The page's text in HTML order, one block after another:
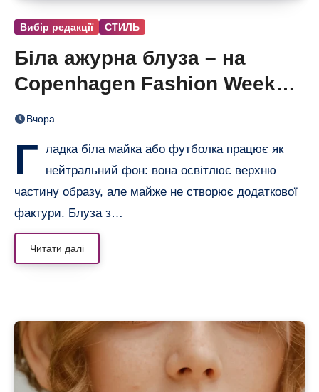
Вибір редакції СТИЛЬ
Біла ажурна блуза – на
Copenhagen Fashion Week
показали тренд цього літа
Вчора
Г ладка біла майка або футболка працює як
нейтральний фон: вона освітлює верхню
частину образу, але майже не створює додаткової
фактури. Блуза з…
Читати далі